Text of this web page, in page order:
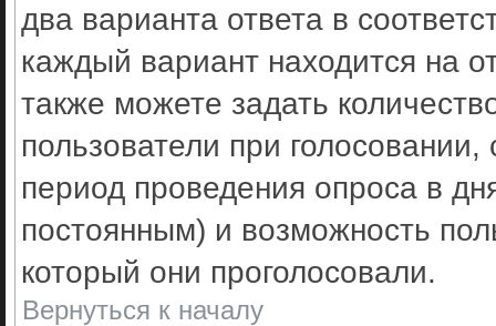
два варианта ответа в
каждый вариант находится на
также можете задать
пользователи при
период проведения опроса в
постоянным) и возможность
который они проголосовали.
Вернуться к началу